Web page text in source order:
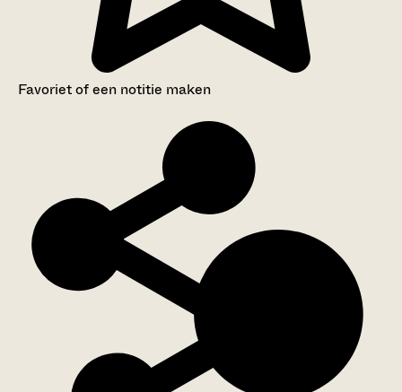
Favoriet of een notitie maken